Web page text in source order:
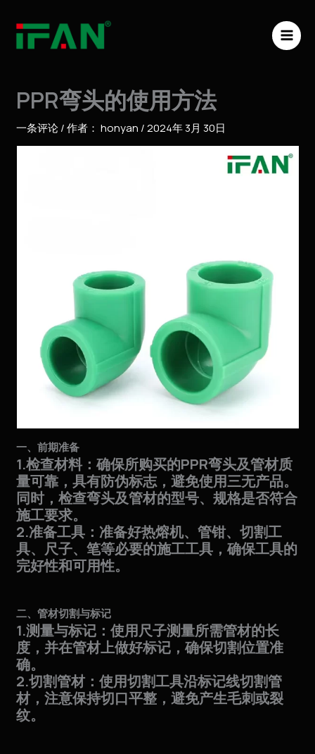
PPR弯头的使用方法
一条评论/ 作者： honyan /2024年 3月 30日
一、前期准备
1.检查材料：确保所购买的PPR弯头及管材质
量可靠，具有防伪标志，避免使用三无产品。
同时，检查弯头及管材的型号、规格是否符合
施工要求。
2.准备工具：准备好热熔机、管钳、切割工
具、尺子、笔等必要的施工工具，确保工具的
完好性和可用性。
二、管材切割与标记
1.测量与标记：使用尺子测量所需管材的长
度，并在管材上做好标记，确保切割位置准
确。
2.切割管材：使用切割工具沿标记线切割管
材，注意保持切口平整，避免产生毛刺或裂
纹。